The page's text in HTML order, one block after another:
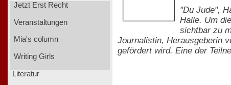
Jetzt Erst Recht
Veranstaltungen
Mia's column
Writing Girls
Literatur
"Du Jude",
Halle. Um
sichtbar zu
Journalistin, Herausgeberin
gefördert wird. Eine der